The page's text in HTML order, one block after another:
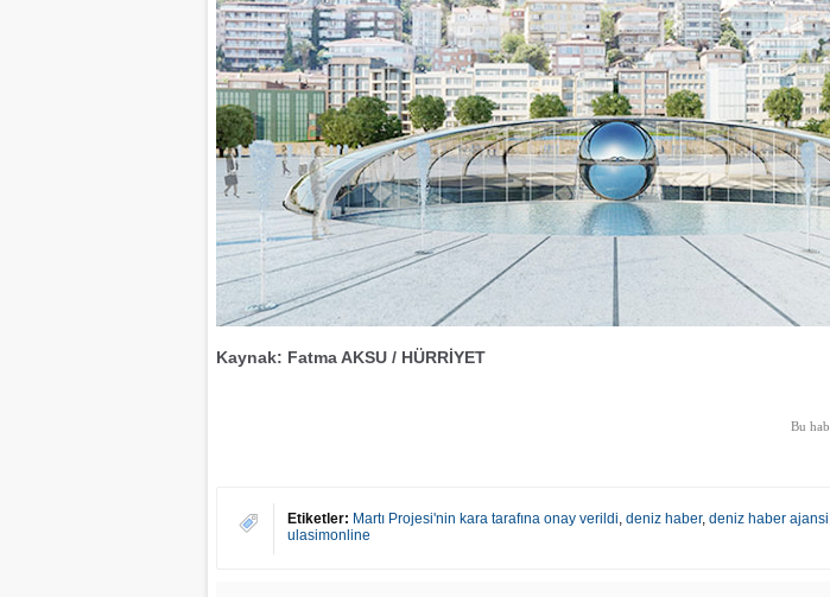
Kaynak: Fatma AKSU / HÜRRİYET
Bu
Etiketler: Martı Projesi'nin kara tarafına onay verildi, deniz haber, deniz haber ajansi
ulasimonline